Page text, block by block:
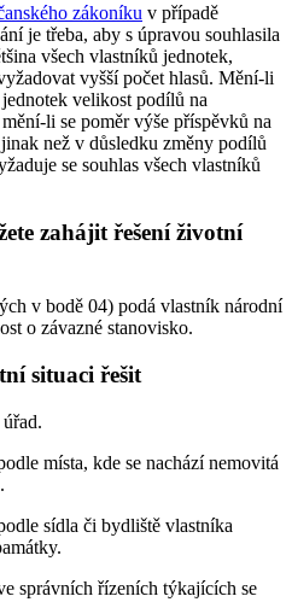
zákoníku v případě
je třeba, aby s úpravou souhlasila
všech vlastníků jednotek,
vyšší počet hlasů. Mění-li
velikost podílů na
li se poměr výše příspěvků na
než v důsledku změny podílů
se souhlas všech vlastníků
zahájit řešení životní
v bodě 04) podá vlastník národní
o závazné stanovisko.
situaci řešit
místa, kde se nachází nemovitá
sídla či bydliště vlastníka
správních řízeních týkajících se